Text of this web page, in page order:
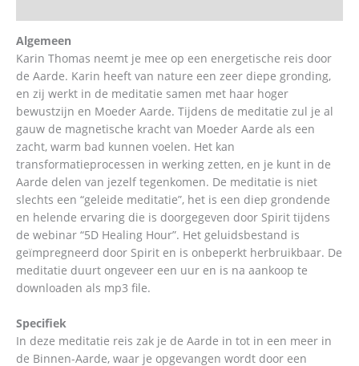
Algemeen
Karin Thomas neemt je mee op een energetische reis door
de Aarde. Karin heeft van nature een zeer diepe gronding,
en zij werkt in de meditatie samen met haar hoger
bewustzijn en Moeder Aarde. Tijdens de meditatie zul je al
gauw de magnetische kracht van Moeder Aarde als een
zacht, warm bad kunnen voelen. Het kan
transformatieprocessen in werking zetten, en je kunt in de
Aarde delen van jezelf tegenkomen. De meditatie is niet
slechts een “geleide meditatie”, het is een diep grondende
en helende ervaring die is doorgegeven door Spirit tijdens
de webinar “5D Healing Hour”. Het geluidsbestand is
geïmpregneerd door Spirit en is onbeperkt herbruikbaar. De
meditatie duurt ongeveer een uur en is na aankoop te
downloaden als mp3 file.
Specifiek
In deze meditatie reis zak je de Aarde in tot in een meer in
de Binnen-Aarde, waar je opgevangen wordt door een